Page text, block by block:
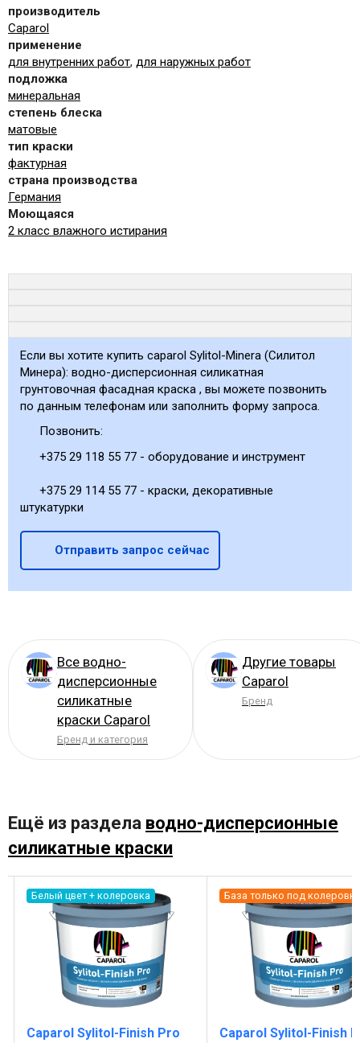
производитель
Caparol
применение
для внутренних работ, для наружных работ
подложка
минеральная
степень блеска
матовые
тип краски
фактурная
страна производства
Германия
Моющаяся
2 класс влажного истирания
Если вы хотите купить caparol Sylitol-Minera (Силитол
Минера): водно-дисперсионная силикатная
грунтовочная фасадная краска , вы можете позвонить
по данным телефонам или заполнить форму запроса.
Позвонить:
+375 29 118 55 77 - оборудование и инструмент
+375 29 114 55 77 - краски, декоративные
штукатурки
Отправить запрос сейчас
Все водно-
дисперсионные
силикатные
краски Caparol
Бренд и категория
Другие товары
Caparol
Бренд
Ещё из раздела водно-дисперсионные
силикатные краски
База только под колеровку
Caparol Sylitol-Finish Pro в
Белый цвет + колеровка
Аlpina Expert